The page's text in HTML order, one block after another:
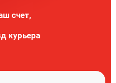
счет,
курьера